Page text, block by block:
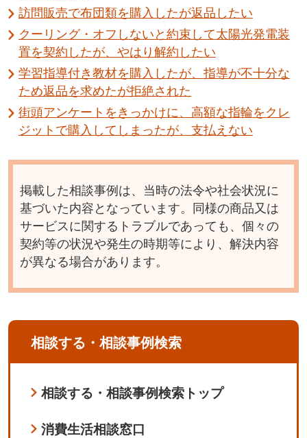
訪問販売で布団類を購入したが返品したい
クーリング・オフしないと約束して太陽光発電装
置を契約したが、やはり解約したい
学習指導付き教材を購入したが、指導が不十分な
ため返品を求めたが拒絶された
街頭アンケートをきっかけに、高額な指輪をクレ
ジットで購入してしまったが、支払えない
掲載した相談事例は、当時の法令や社会状況に
基づいた内容となっています。同様の商品又は
サービスに関するトラブルであっても、個々の
契約等の状況や発生の時期等により、解決内容
が異なる場合があります。
相談する・相談事例検索
相談する・相談事例検索トップ
消費生活相談窓口